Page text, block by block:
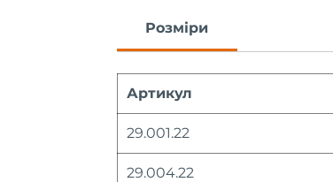
Розміри
Артикул
29.001.22
29.004.22